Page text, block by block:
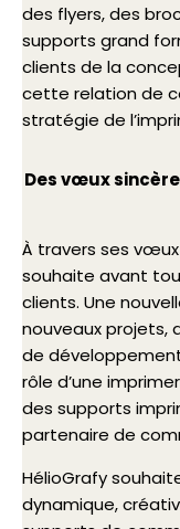
des flyers, des
supports grand
clients de la
cette relation de
stratégie de
Des vœux
À travers ses vœux
souhaite avant
clients. Une
nouveaux projets,
de
rôle d’une
des supports
partenaire de
HélioGrafy
dynamique,